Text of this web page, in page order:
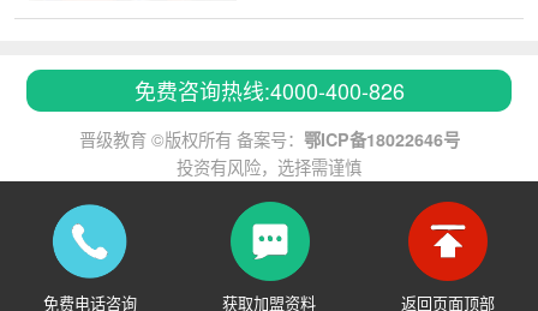
树好乘凉了。
免费咨询热线:4000-400-826
晋级教育 ©版权所有 备案号： 鄂ICP备18022646号
投资有风险，选择需谨慎
免费电话咨询 获取加盟资料 返回页面顶部